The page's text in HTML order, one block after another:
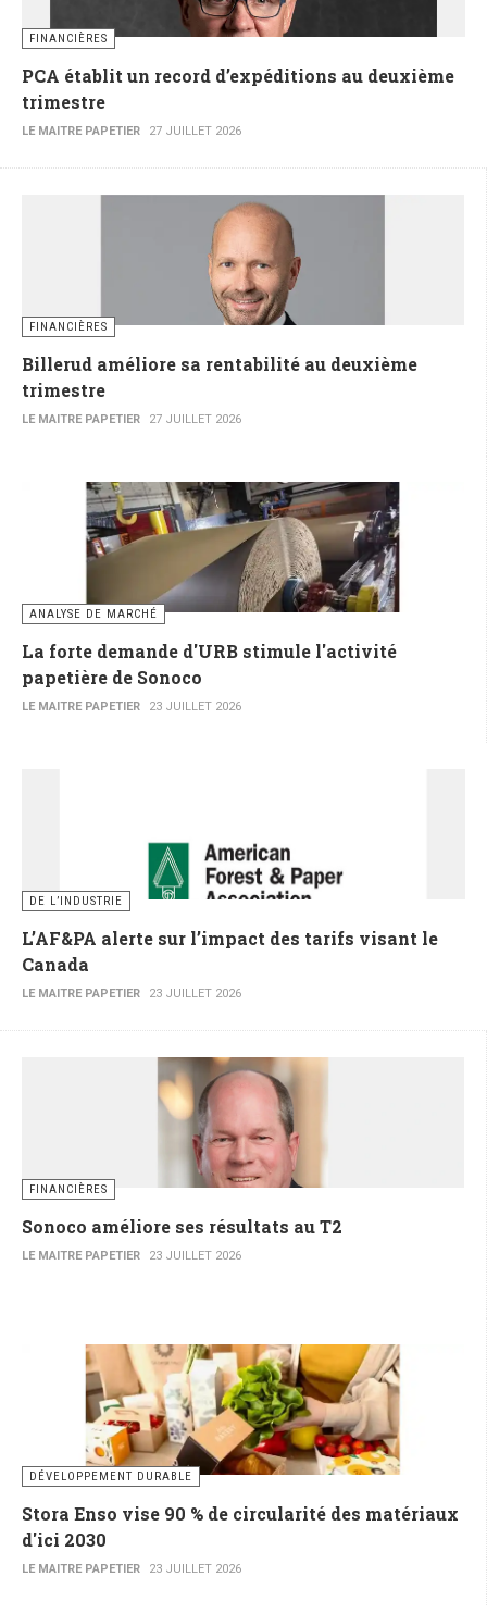
FINANCIÈRES
PCA établit un record d’expéditions au deuxième
trimestre
LE MAITRE PAPETIER 27 JUILLET 2026
FINANCIÈRES
Billerud améliore sa rentabilité au deuxième
trimestre
LE MAITRE PAPETIER 27 JUILLET 2026
ANALYSE DE MARCHÉ
La forte demande d'URB stimule l'activité
papetière de Sonoco
LE MAITRE PAPETIER 23 JUILLET 2026
DE L’INDUSTRIE
L’AF&PA alerte sur l’impact des tarifs visant le
Canada
LE MAITRE PAPETIER 23 JUILLET 2026
FINANCIÈRES
Sonoco améliore ses résultats au T2
LE MAITRE PAPETIER 23 JUILLET 2026
DÉVELOPPEMENT DURABLE
Stora Enso vise 90 % de circularité des matériaux
d'ici 2030
LE MAITRE PAPETIER 23 JUILLET 2026